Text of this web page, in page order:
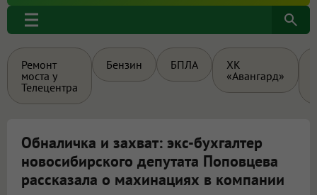
Ремонт
моста у
Телецентра
Бензин БПЛА
ХК
«Авангард»
Обналичка и захват: экс-бухгалтер
новосибирского депутата Поповцева
рассказала о махинациях в компании